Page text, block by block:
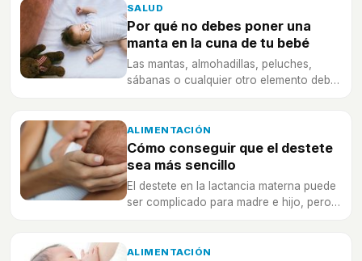
SALUD
Por qué no debes poner una
manta en la cuna de tu bebé
Las mantas, almohadillas, peluches,
sábanas o cualquier otro elemento debe
ALIMENTACIÓN
Cómo conseguir que el destete
sea más sencillo
El destete en la lactancia materna puede
ser complicado para madre e hijo, pero
ALIMENTACIÓN